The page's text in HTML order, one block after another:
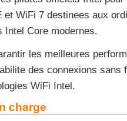
WiFi 7 destinees aux
Intel Core modernes.
les meilleures
des connexions sans
WiFi Intel.
charge